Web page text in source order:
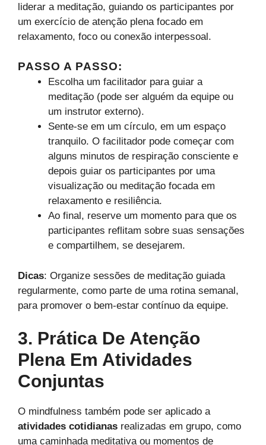
liderar a meditação, guiando os participantes por
um exercício de atenção plena focado em
relaxamento, foco ou conexão interpessoal.
PASSO A PASSO:
Escolha um facilitador para guiar a
meditação (pode ser alguém da equipe ou
um instrutor externo).
Sente-se em um círculo, em um espaço
tranquilo. O facilitador pode começar com
alguns minutos de respiração consciente e
depois guiar os participantes por uma
visualização ou meditação focada em
relaxamento e resiliência.
Ao final, reserve um momento para que os
participantes reflitam sobre suas sensações
e compartilhem, se desejarem.
Dicas: Organize sessões de meditação guiada
regularmente, como parte de uma rotina semanal,
para promover o bem-estar contínuo da equipe.
3. Prática De Atenção
Plena Em Atividades
Conjuntas
O mindfulness também pode ser aplicado a
atividades cotidianas realizadas em grupo, como
uma caminhada meditativa ou momentos de